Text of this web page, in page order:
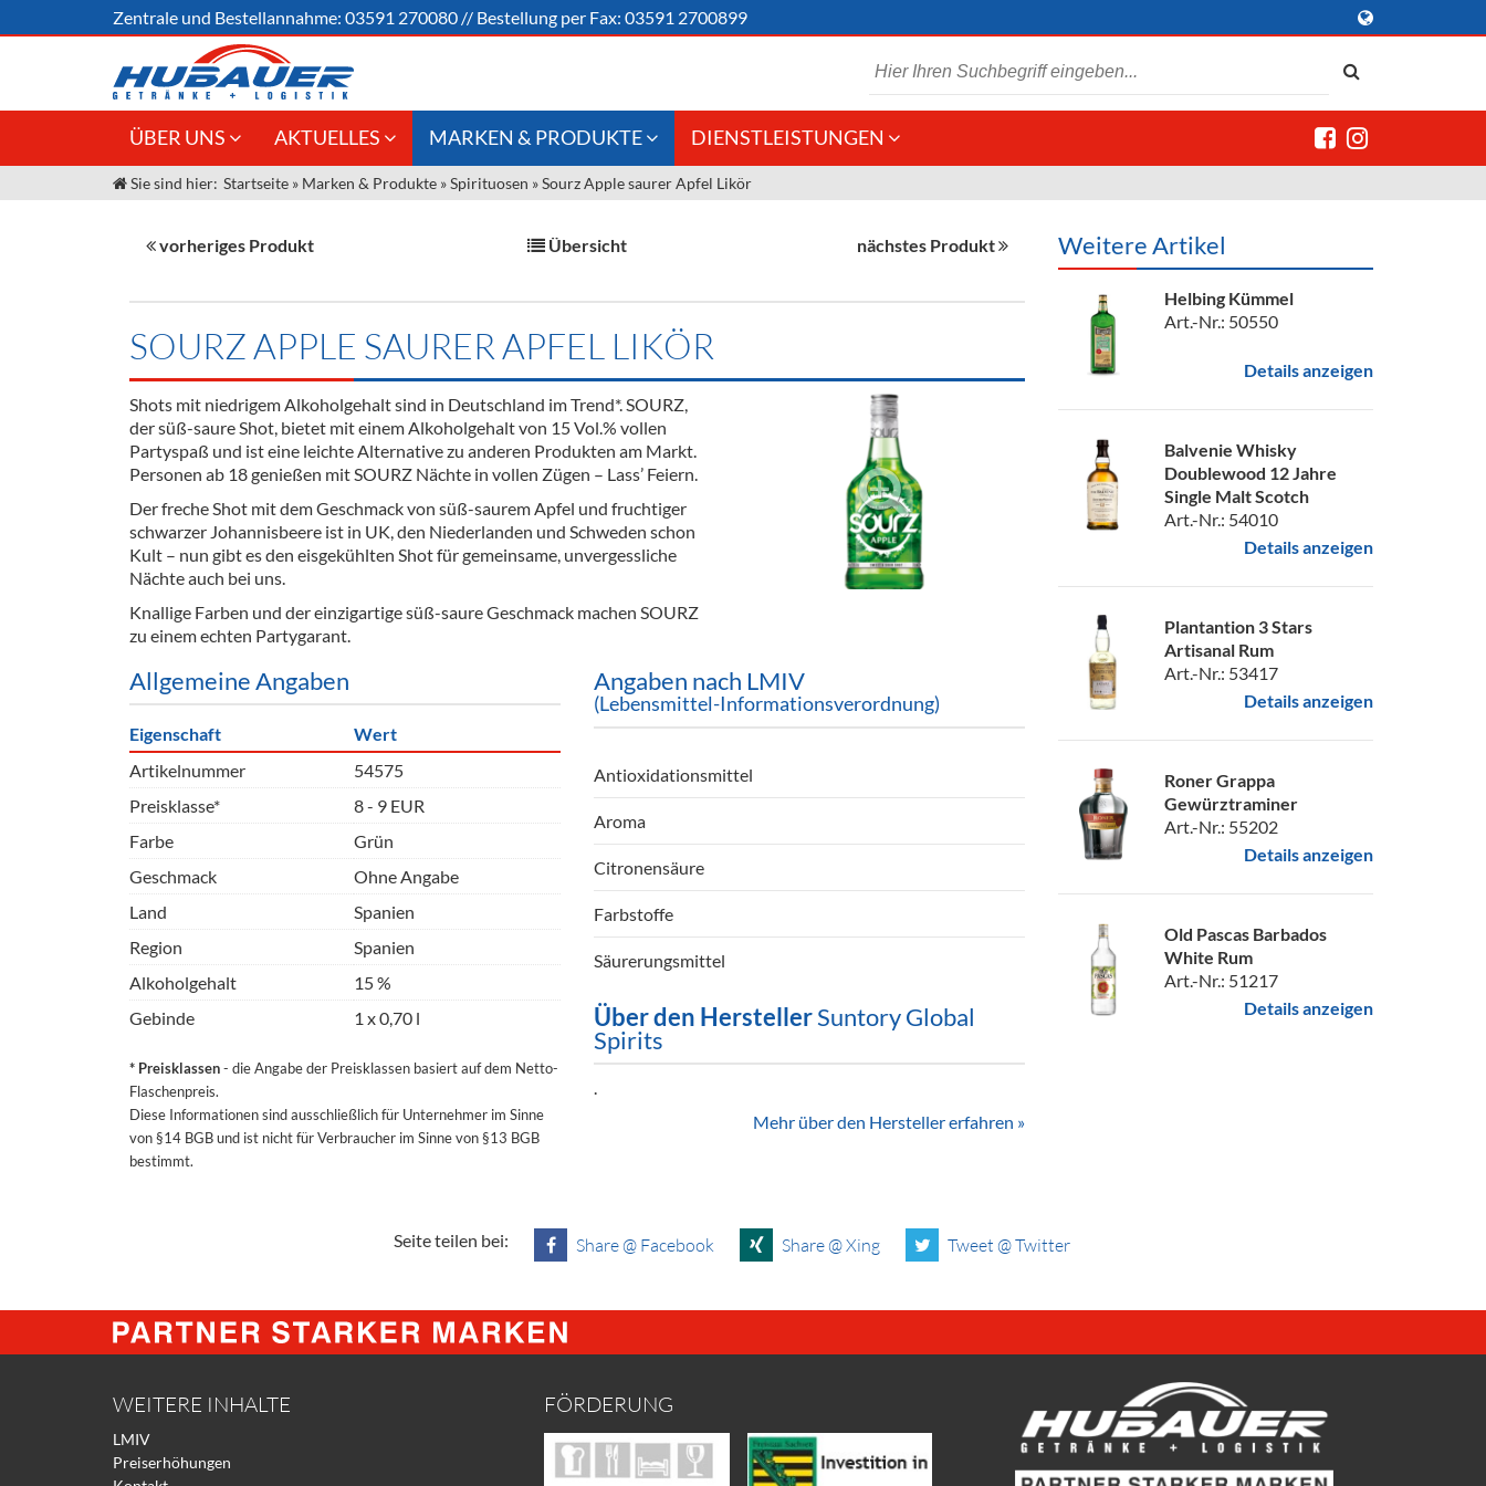
Zentrale und Bestellannahme: 03591 270080 // Bestellung per Fax: 03591 2700899
ÜBER UNS
Jobs
Unser Liefergebiet
AKTUELLES
Angebote Gastronomie &
Gastronomie
Großhandel
Innovation - Die Neue Art des
Termine
MARKEN & PRODUKTE
Weine & Schaumwein
Alkoholfreie Getränke
Öle & Küchenartikel
Kaffee
Barzubehör
Equipment
Ausschankwagen
Gläser
Theken + Zubehör
Verpackung
DIENSTLEISTUNGEN
Kommisionskauf &
Sie sind hier: Startseite » Marken & Produkte »Spirituosen »Sourz Apple saurer Apfel Likör
vorheriges Produkt Übersicht nächstes Produkt
SOURZ APPLE SAURER APFEL LIKÖR
Shots mit niedrigem Alkoholgehalt sind in Deutschland im Trend*. SOURZ,
der süß-saure Shot, bietet mit einem Alkoholgehalt von 15 Vol.% vollen
Partyspaß und ist eine leichte Alternative zu anderen Produkten am Markt.
Personen ab 18 genießen mit SOURZ Nächte in vollen Zügen – Lass’ Feiern.
Der freche Shot mit dem Geschmack von süß-saurem Apfel und fruchtiger
schwarzer Johannisbeere ist in UK, den Niederlanden und Schweden schon
Kult – nun gibt es den eisgekühlten Shot für gemeinsame, unvergessliche
Nächte auch bei uns.
Knallige Farben und der einzigartige süß-saure Geschmack machen SOURZ
zu einem echten Partygarant.
Allgemeine Angaben
Eigenschaft
Wert
Artikelnummer
54575
Preisklasse*
8 - 9 EUR
Farbe
Grün
Geschmack
Ohne Angabe
Land
Spanien
Region
Spanien
Alkoholgehalt
15 %
Gebinde
1 x 0,70 l
* Preisklassen- die Angabe der Preisklassen basiert auf dem Netto-
Flaschenpreis.
Diese Informationen sind ausschließlich für Unternehmer im Sinne
von §14 BGB und ist nicht für Verbraucher im Sinne von §13 BGB
bestimmt.
Angaben nach LMIV
(Lebensmittel-Informationsverordnung)
Antioxidationsmittel
Aroma
Citronensäure
Farbstoffe
Säurerungsmittel
Über den HerstellerSuntory Global
Spirits
.
Mehr über den Hersteller erfahren »
Weitere Artikel
Helbing Kümmel
Art.-Nr.: 50550
Details anzeigen
Balvenie Whisky
Doublewood 12 Jahre
Single Malt Scotch
Art.-Nr.: 54010
Details anzeigen
Plantantion 3 Stars
Artisanal Rum
Art.-Nr.: 53417
Details anzeigen
Roner Grappa
Gewürztraminer
Art.-Nr.: 55202
Details anzeigen
Old Pascas Barbados
White Rum
Art.-Nr.: 51217
Details anzeigen
Seite teilen bei: Share @ Facebook Share @ Xing Tweet @ Twitter
WEITERE INHALTE
LMIV
Preiserhöhungen
FÖRDERUNG